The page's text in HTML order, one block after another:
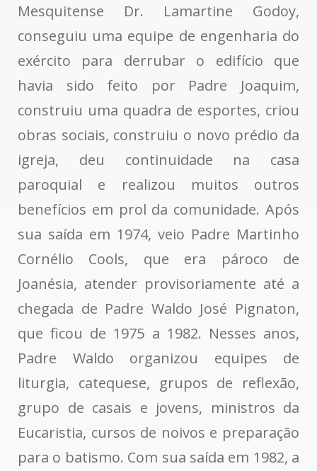
Mesquitense Dr. Lamartine Godoy,
conseguiu uma equipe de engenharia do
exército para derrubar o edifício que
havia sido feito por Padre Joaquim,
construiu uma quadra de esportes, criou
obras sociais, construiu o novo prédio da
igreja, deu continuidade na casa
paroquial e realizou muitos outros
benefícios em prol da comunidade. Após
sua saída em 1974, veio Padre Martinho
Cornélio Cools, que era pároco de
Joanésia, atender provisoriamente até a
chegada de Padre Waldo José Pignaton,
que ficou de 1975 a 1982. Nesses anos,
Padre Waldo organizou equipes de
liturgia, catequese, grupos de reflexão,
grupo de casais e jovens, ministros da
Eucaristia, cursos de noivos e preparação
para o batismo. Com sua saída em 1982, a